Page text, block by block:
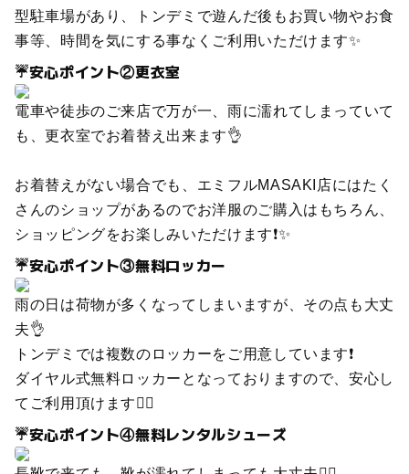
型駐車場があり、トンデミで遊んだ後もお買い物やお食
事等、時間を気にする事なくご利用いただけます✨
☔安心ポイント②更衣室
電車や徒歩のご来店で万が一、雨に濡れてしまっていて
も、更衣室でお着替え出来ます👌
お着替えがない場合でも、エミフルMASAKI店にはたく
さんのショップがあるのでお洋服のご購入はもちろん、
ショッピングをお楽しみいただけます❗✨
☔安心ポイント③無料ロッカー
雨の日は荷物が多くなってしまいますが、その点も大丈
夫👌
トンデミでは複数のロッカーをご用意しています❗
ダイヤル式無料ロッカーとなっておりますので、安心し
てご利用頂けます💁‍♀️
☔安心ポイント④無料レンタルシューズ